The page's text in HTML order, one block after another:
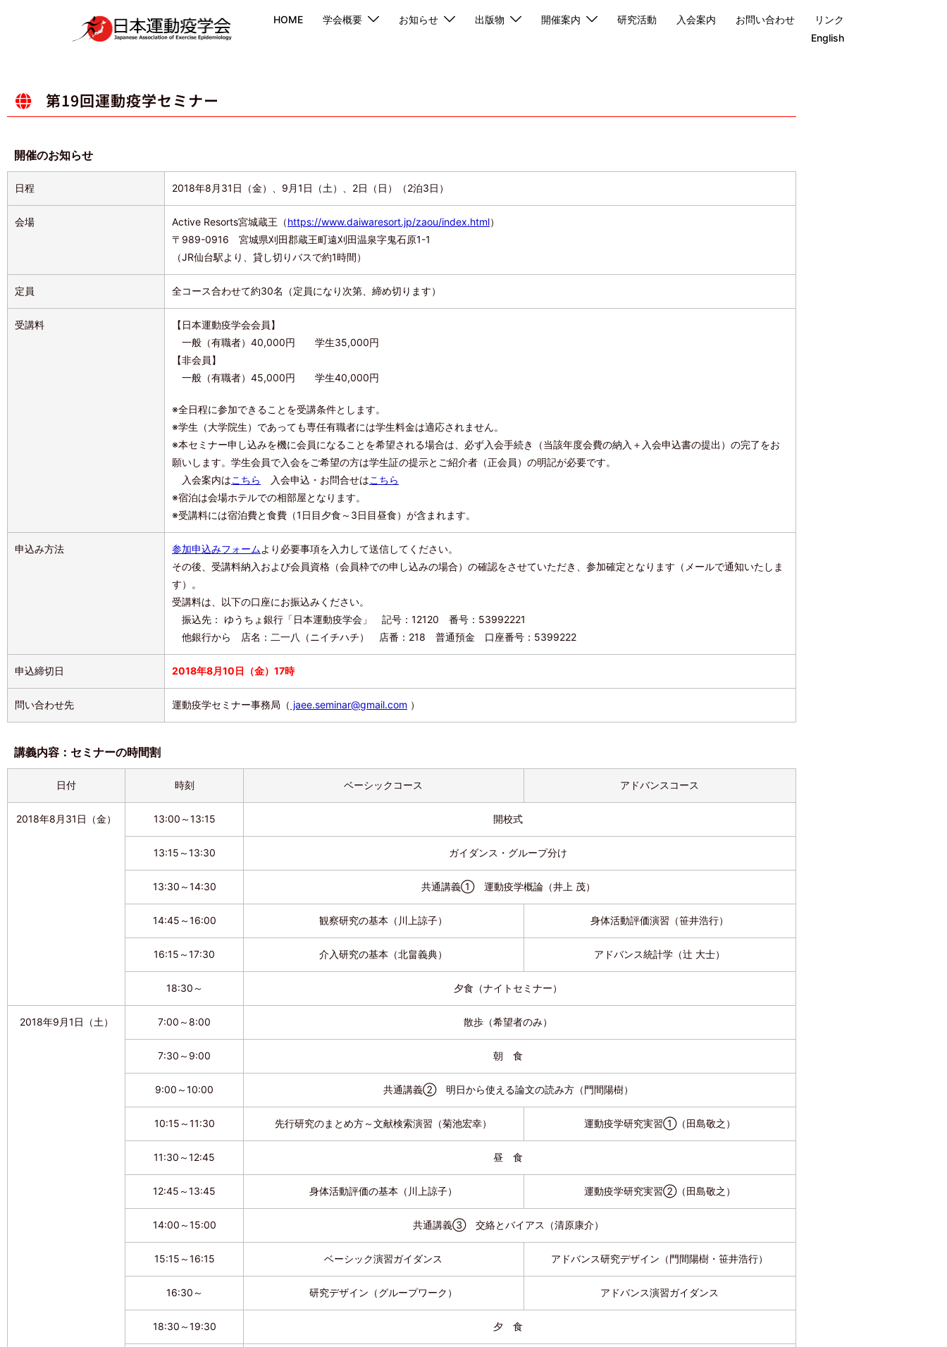
HOME 学会概要 お知らせ 出版物 開催案内 研究活動 入会案内 お問い合わせ
リンク
English
第19回運動疫学セミナー
開催のお知らせ
日程 2018年8月31日（金）、9月1日（土）、2日（日）（2泊3日）
会場 Active Resorts宮城蔵王（https://www.daiwaresort.jp/zaou/index.html）
〒989-0916 宮城県刈田郡蔵王町遠刈田温泉字鬼石原1-1
（JR仙台駅より、貸し切りバスで約1時間）
定員 全コース合わせて約30名（定員になり次第、締め切ります）
受講料
【日本運動疫学会会員】
一般（有職者）40,000円 学生35,000円
【非会員】
一般（有職者）45,000円 学生40,000円
※全日程に参加できることを受講条件とします。
※学生（大学院生）であっても専任有職者には学生料金は適応されません。
※本セミナー申し込みを機に会員になることを希望される場合は、必ず入会手続き（当該年度会費の納入＋入会申込書の提出）の完了をお
願いします。学生会員で入会をご希望の方は学生証の提示とご紹介者（正会員）の明記が必要です。
入会案内はこちら 入会申込・お問合せはこちら
※宿泊は会場ホテルでの相部屋となります。
※受講料には宿泊費と食費（1日目夕食～3日目昼食）が含まれます。
申込み方法 参加申込みフォームより必要事項を入力して送信してください。
その後、受講料納入および会員資格（会員枠での申し込みの場合）の確認をさせていただき、参加確定となります（メールで通知いたしま
す）。
受講料は、以下の口座にお振込みください。
振込先： ゆうちょ銀行「日本運動疫学会」 記号：12120 番号：53992221
他銀行から 店名：二一八（ニイチハチ） 店番：218 普通預金 口座番号：5399222
申込締切日 2018年8月10日（金）17時
問い合わせ先 運動疫学セミナー事務局（ jaee.seminar@gmail.com ）
講義内容：セミナーの時間割
日付 時刻 ベーシックコース アドバンスコース
2018年8月31日（金） 13:00～13:15 開校式
13:15～13:30 ガイダンス・グループ分け
13:30～14:30 共通講義① 運動疫学概論（井上 茂）
14:45～16:00 観察研究の基本（川上諒子） 身体活動評価演習（笹井浩行）
16:15～17:30 介入研究の基本（北畠義典） アドバンス統計学（辻 大士）
18:30～ 夕食（ナイトセミナー）
2018年9月1日（土） 7:00～8:00 散歩（希望者のみ）
7:30～9:00 朝 食
9:00～10:00 共通講義② 明日から使える論文の読み方（門間陽樹）
10:15～11:30 先行研究のまとめ方～文献検索演習（菊池宏幸） 運動疫学研究実習①（田島敬之）
11:30～12:45 昼 食
12:45～13:45 身体活動評価の基本（川上諒子） 運動疫学研究実習②（田島敬之）
14:00～15:00 共通講義③ 交絡とバイアス（清原康介）
15:15～16:15 ベーシック演習ガイダンス アドバンス研究デザイン（門間陽樹・笹井浩行）
16:30～ 研究デザイン（グループワーク） アドバンス演習ガイダンス
18:30～19:30 夕 食